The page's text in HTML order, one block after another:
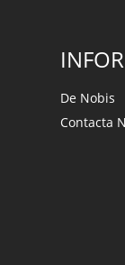
De Nobis
Contacta